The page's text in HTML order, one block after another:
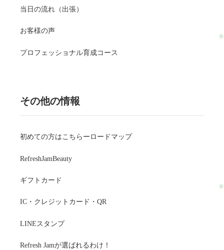
当日の流れ（出張）
お客様の声
プロフェッショナル育成コース
その他の情報
初めての方はこちらーロードマップ
RefreshJamBeauty
ギフトカード
IC・クレジットカード・QR
LINEスタンプ
Refresh Jamが選ばれるわけ！